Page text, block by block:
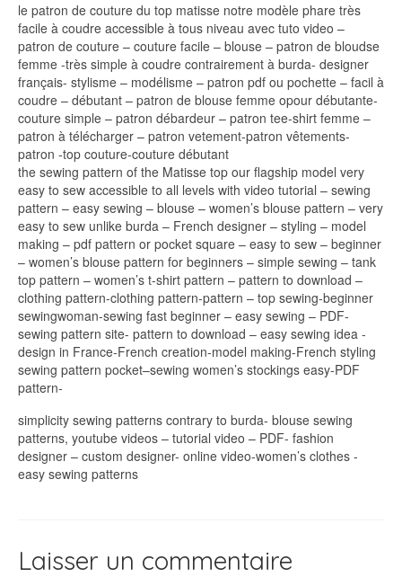
le patron de couture du top matisse notre modèle phare très
facile à coudre accessible à tous niveau avec tuto video –
patron de couture – couture facile – blouse – patron de bloudse
femme -très simple à coudre contrairement à burda- designer
français- stylisme – modélisme – patron pdf ou pochette – facil à
coudre – débutant – patron de blouse femme opour débutante-
couture simple – patron débardeur – patron tee-shirt femme –
patron à télécharger – patron vetement-patron vêtements-
patron -top couture-couture débutant
the sewing pattern of the Matisse top our flagship model very
easy to sew accessible to all levels with video tutorial – sewing
pattern – easy sewing – blouse – women’s blouse pattern – very
easy to sew unlike burda – French designer – styling – model
making – pdf pattern or pocket square – easy to sew – beginner
– women’s blouse pattern for beginners – simple sewing – tank
top pattern – women’s t-shirt pattern – pattern to download –
clothing pattern-clothing pattern-pattern – top sewing-beginner
sewingwoman-sewing fast beginner – easy sewing – PDF-
sewing pattern site- pattern to download – easy sewing idea -
design in France-French creation-model making-French styling
sewing pattern pocket–sewing women’s stockings easy-PDF
pattern-
simplicity sewing patterns contrary to burda- blouse sewing
patterns, youtube videos – tutorial video – PDF- fashion
designer – custom designer- online video-women’s clothes -
easy sewing patterns
Laisser un commentaire